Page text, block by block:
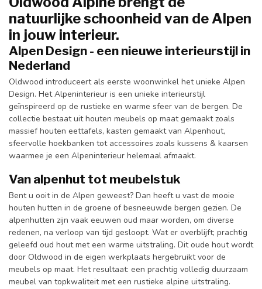
natuurlijke schoonheid van de Alpen
in jouw interieur.
Alpen Design - een nieuwe interieurstijl in
Nederland
Oldwood introduceert als eerste woonwinkel het unieke Alpen
Design. Het Alpeninterieur is een unieke interieurstijl
geïnspireerd op de rustieke en warme sfeer van de bergen. De
collectie bestaat uit houten meubels op maat gemaakt zoals
massief houten eettafels, kasten gemaakt van Alpenhout,
sfeervolle hoekbanken tot accessoires zoals kussens & kaarsen
waarmee je een Alpeninterieur helemaal afmaakt.
Van alpenhut tot meubelstuk
Bent u ooit in de Alpen geweest? Dan heeft u vast de mooie
houten hutten in de groene of besneeuwde bergen gezien. De
alpenhutten zijn vaak eeuwen oud maar worden, om diverse
redenen, na verloop van tijd gesloopt. Wat er overblijft; prachtig
geleefd oud hout met een warme uitstraling. Dit oude hout wordt
door Oldwood in de eigen werkplaats hergebruikt voor de
meubels op maat. Het resultaat: een prachtig volledig duurzaam
meubel van topkwaliteit met een rustieke alpine uitstraling.